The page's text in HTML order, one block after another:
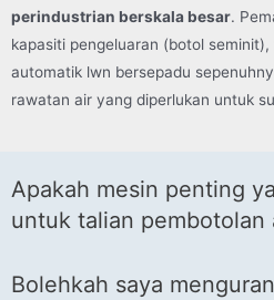
perindustrian berskala besar.
kapasiti pengeluaran (botol
automatik lwn bersepadu
rawatan air yang diperlukan untuk
Apakah mesin penting
untuk talian pembotolan
Bolehkah saya